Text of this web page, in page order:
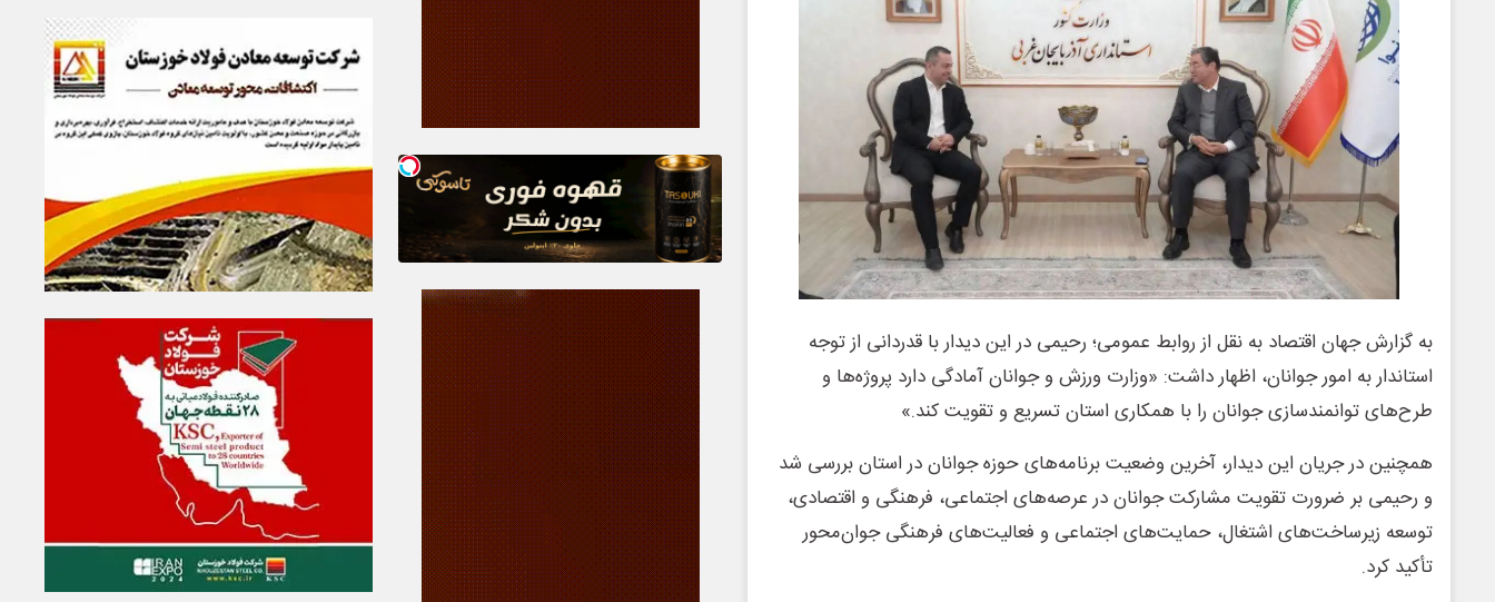
به گزارش جهان اقتصاد به نقل از روابط عمومی؛ رحیمی در این دیدار با قدردانی از توجه
استاندار به امور جوانان، اظهار داشت: «وزارت ورزش و جوانان آمادگی دارد پروژه‌ها و
طرح‌های توانمندسازی جوانان را با همکاری استان تسریع و تقویت کند.»
همچنین در جریان این دیدار، آخرین وضعیت برنامه‌های حوزه جوانان در استان بررسی شد
و رحیمی بر ضرورت تقویت مشارکت جوانان در عرصه‌های اجتماعی، فرهنگی و اقتصادی،
توسعه زیرساخت‌های اشتغال، حمایت‌های اجتماعی و فعالیت‌های فرهنگی جوان‌محور
تأکید کرد.